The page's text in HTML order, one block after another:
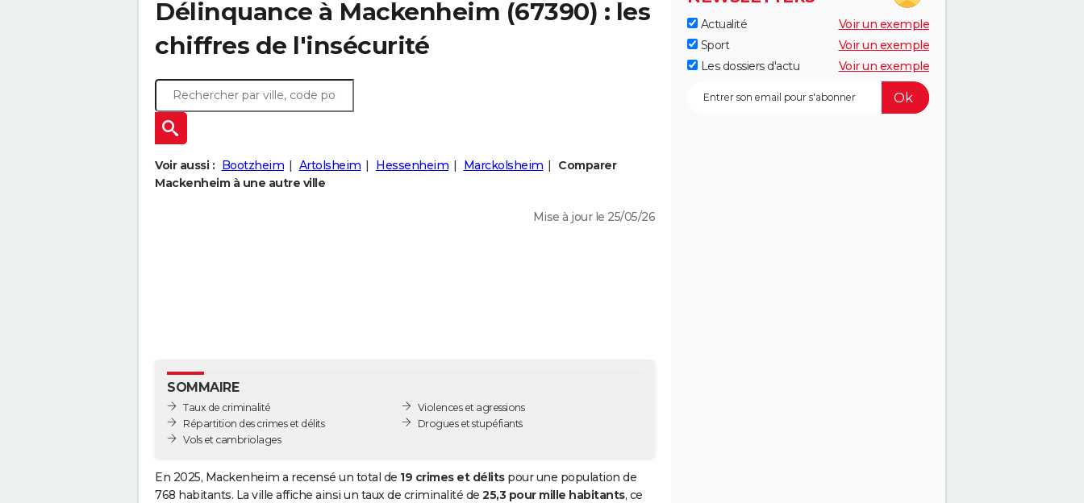
Délinquance à Mackenheim (67390) : les
chiffres de l'insécurité
Voir aussi : Bootzheim Artolsheim Hessenheim Marckolsheim
Comparer
Mackenheim à une autre ville
Mise à jour le 25/05/26
SOMMAIRE
Taux de criminalité
Répartition des crimes et délits
Vols et cambriolages
Violences et agressions
Drogues et stupéfiants
En 2025, Mackenheim a recensé un total de 19 crimes et délitspour une population de
768 habitants. La ville affiche ainsi un taux de criminalité de 25,3 pour mille habitants, ce
Actualité
Voir un exemple
Sport
Voir un exemple
Les dossiers d'actu
Voir un exemple